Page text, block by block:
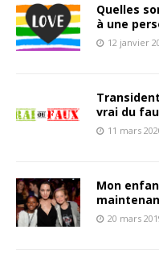
Quelles
à une
12 janvier
vrai du
11 mars
Mon
20 mars